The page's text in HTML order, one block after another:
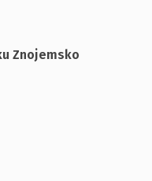
Znojemsko